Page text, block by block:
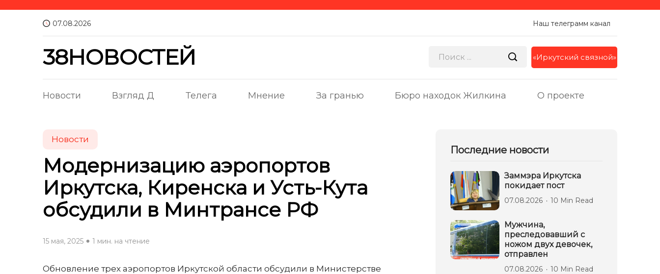
07.08.2026 Наш телеграмм канал
38НОВОСТЕЙ «Иркутский связной»
Новости Взгляд Д Телега Мнение За гранью Бюро находок Жилкина О проекте
Новости
Модернизацию аэропортов
Иркутска, Киренска и Усть-Кута
обсудили в Минтрансе РФ
15 мая, 2025 1 мин. на чтение
Обновление трех аэропортов Иркутской области обсудили в Министерстве
Последние новости
Заммэра Иркутска
покидает пост
07.08.2026 10 Min Read
Мужчина,
преследовавший с
ножом двух девочек,
отправлен
07.08.2026 10 Min Read